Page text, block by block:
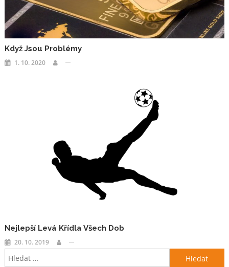
Když Jsou Problémy
1. 10. 2020
Nejlepší Levá Křídla Všech Dob
20. 10. 2019
Vyhledávání